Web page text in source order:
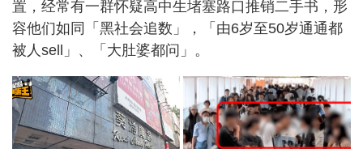
置，经常有一群怀疑高中生堵塞路口推销二手书，形
容他们如同「黑社会追数」，「由6岁至50岁通通都
被人sell」、「大肚婆都问」。